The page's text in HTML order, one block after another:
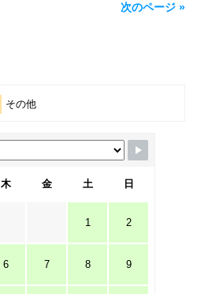
次のページ »
その他
木 金 土 日
1 2
6 7 8 9